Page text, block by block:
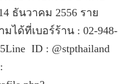
ธันวาคม 2556 ราย
ได้ที่เบอร์ร้าน : 02-948-
ID : @stpthailand